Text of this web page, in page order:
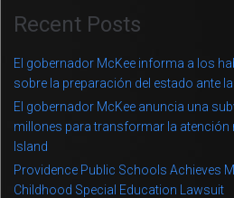
Recent Posts
El gobernador McKee informa a los
sobre la preparación del estado ante
El gobernador McKee anuncia una
millones para transformar la atención
Island
Providence Public Schools Achieves
Childhood Special Education Lawsuit